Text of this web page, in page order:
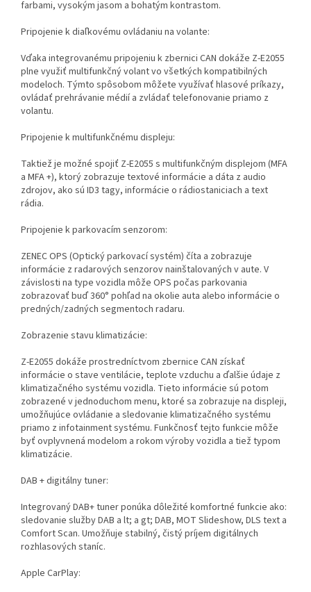
farbami, vysokým jasom a bohatým kontrastom.
Pripojenie k diaľkovému ovládaniu na volante:
Vďaka integrovanému pripojeniu k zbernici CAN dokáže Z-E2055
plne využiť multifunkčný volant vo všetkých kompatibilných
modeloch. Týmto spôsobom môžete využívať hlasové príkazy,
ovládať prehrávanie médií a zvládať telefonovanie priamo z
volantu.
Pripojenie k multifunkčnému displeju:
Taktiež je možné spojiť Z-E2055 s multifunkčným displejom (MFA
a MFA +), ktorý zobrazuje textové informácie a dáta z audio
zdrojov, ako sú ID3 tagy, informácie o rádiostaniciach a text
rádia.
Pripojenie k parkovacím senzorom:
ZENEC OPS (Optický parkovací systém) číta a zobrazuje
informácie z radarových senzorov nainštalovaných v aute. V
závislosti na type vozidla môže OPS počas parkovania
zobrazovať buď 360° pohľad na okolie auta alebo informácie o
predných/zadných segmentoch radaru.
Zobrazenie stavu klimatizácie:
Z-E2055 dokáže prostredníctvom zbernice CAN získať
informácie o stave ventilácie, teplote vzduchu a ďalšie údaje z
klimatizačného systému vozidla. Tieto informácie sú potom
zobrazené v jednoduchom menu, ktoré sa zobrazuje na displeji,
umožňujúce ovládanie a sledovanie klimatizačného systému
priamo z infotainment systému. Funkčnosť tejto funkcie môže
byť ovplyvnená modelom a rokom výroby vozidla a tiež typom
klimatizácie.
DAB + digitálny tuner:
Integrovaný DAB+ tuner ponúka dôležité komfortné funkcie ako:
sledovanie služby DAB a lt; a gt; DAB, MOT Slideshow, DLS text a
Comfort Scan. Umožňuje stabilný, čistý príjem digitálnych
rozhlasových staníc.
Apple CarPlay: